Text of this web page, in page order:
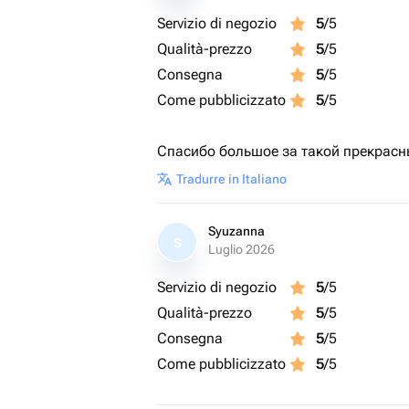
Servizio di negozio 5/5
Qualità-prezzo
5/5
Consegna
5/5
Come pubblicizzato
5/5
Спасибо большое за такой
Tradurre in Italiano
S
Syuzanna
Luglio 2026
Servizio di negozio 5/5
Qualità-prezzo
5/5
Consegna
5/5
Come pubblicizzato
5/5